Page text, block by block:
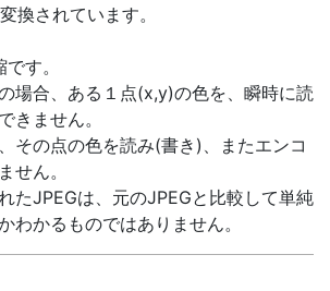
換されています。
す。
場合、ある１点(x,y)の色を、瞬時に読
きません。
その点の色を読み(書き)、またエンコ
せん。
たJPEGは、元のJPEGと比較して単純
わかるものではありません。